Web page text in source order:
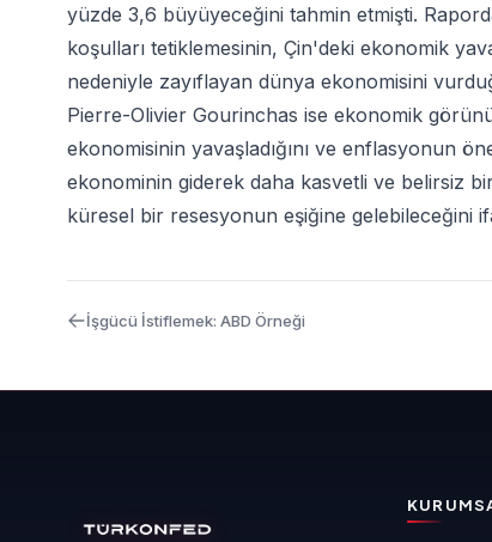
yüzde 3,6 büyüyeceğini tahmin etmişti.
koşulları tetiklemesinin, Çin'deki ekonomik
nedeniyle zayıflayan dünya ekonomisini
Pierre-Olivier Gourinchas ise ekonomik
ekonomisinin yavaşladığını ve enflasyonun
ekonominin giderek daha kasvetli ve belirsiz
küresel bir resesyonun eşiğine gelebileceğini
İşgücü İstiflemek: ABD Örneği